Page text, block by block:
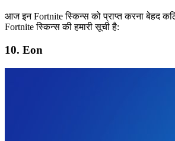
आज इन Fortnite स्किन्स को प्राप्त करना बेहद
Fortnite स्किन्स की हमारी सूची है:
10. Eon